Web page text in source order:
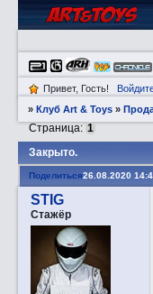
Привет, Гость!
»Клуб Art & Toys »
Закрытo.
Страница: 1
Поделиться26.08.2020
STIG
Стажёр